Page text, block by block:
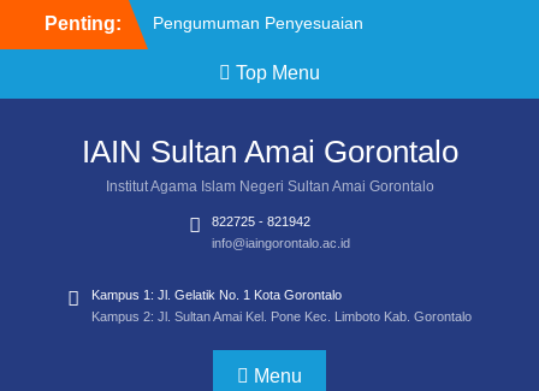
Penting:
Pengumuman Penyesuaian
Brosur Pendaftaran
Mahasiswa Baru IAIN
Pemenag Sayembara Lagu
SMART
Pemenang Sayembara
Logo Transformasi UIN
Juknis Sayembara Mars
Pendaftaran Siswa SPAN
PTKIN 2026 Diperpanjang
Top Menu
IAIN Sultan Amai Gorontalo
Institut Agama Islam Negeri Sultan Amai Gorontalo
822725 - 821942
info@iaingorontalo.ac.id
Kampus 1: Jl. Gelatik No. 1 Kota Gorontalo
Kampus 2: Jl. Sultan Amai Kel. Pone Kec. Limboto Kab. Gorontalo
Menu